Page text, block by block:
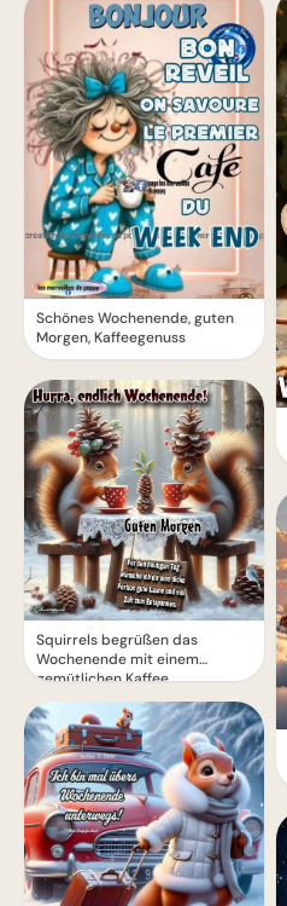
Schönes Wochenende, guten
Morgen, Kaffeegenuss
Squirrels begrüßen das
Wochenende mit einem
gemütlichen Kaffee